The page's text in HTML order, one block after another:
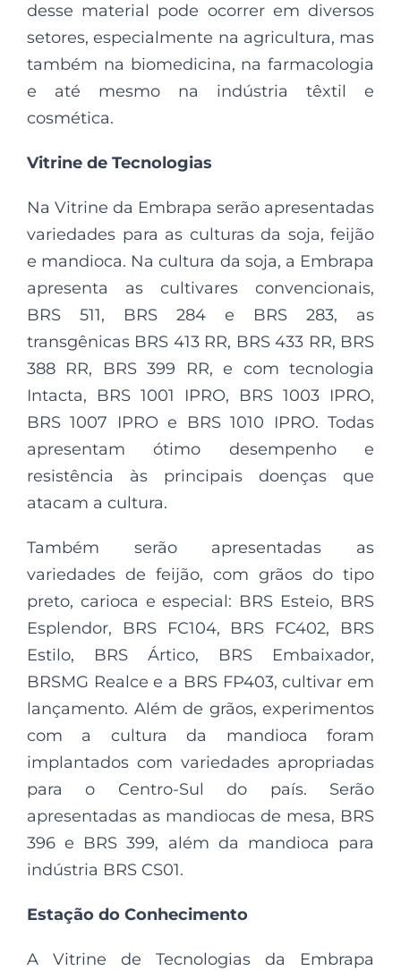
desse material pode ocorrer em diversos
setores, especialmente na agricultura, mas
também na biomedicina, na farmacologia
e até mesmo na indústria têxtil e
cosmética.
Vitrine de Tecnologias
Na Vitrine da Embrapa serão apresentadas
variedades para as culturas da soja, feijão
e mandioca. Na cultura da soja, a Embrapa
apresenta as cultivares convencionais,
BRS 511, BRS 284 e BRS 283, as
transgênicas BRS 413 RR, BRS 433 RR, BRS
388 RR, BRS 399 RR, e com tecnologia
Intacta, BRS 1001 IPRO, BRS 1003 IPRO,
BRS 1007 IPRO e BRS 1010 IPRO. Todas
apresentam ótimo desempenho e
resistência às principais doenças que
atacam a cultura.
Também serão apresentadas as
variedades de feijão, com grãos do tipo
preto, carioca e especial: BRS Esteio, BRS
Esplendor, BRS FC104, BRS FC402, BRS
Estilo, BRS Ártico, BRS Embaixador,
BRSMG Realce e a BRS FP403, cultivar em
lançamento. Além de grãos, experimentos
com a cultura da mandioca foram
implantados com variedades apropriadas
para o Centro-Sul do país. Serão
apresentadas as mandiocas de mesa, BRS
396 e BRS 399, além da mandioca para
indústria BRS CS01.
Estação do Conhecimento
A Vitrine de Tecnologias da Embrapa